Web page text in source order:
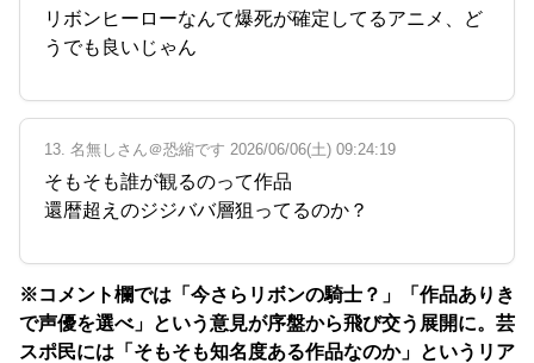
リボンヒーローなんて爆死が確定してるアニメ、ど
うでも良いじゃん
13. 名無しさん＠恐縮です 2026/06/06(土) 09:24:19
そもそも誰が観るのって作品
還暦超えのジジババ層狙ってるのか？
※コメント欄では「今さらリボンの騎士？」「作品ありき
で声優を選べ」という意見が序盤から飛び交う展開に。芸
スポ民には「そもそも知名度ある作品なのか」というリア